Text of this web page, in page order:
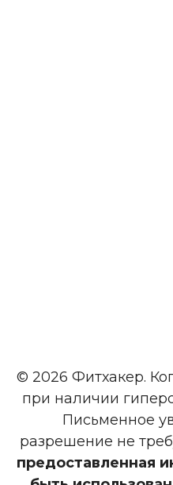
© 2026 Фитхакер.
при наличии
Письменное
разрешение не
предоставленная